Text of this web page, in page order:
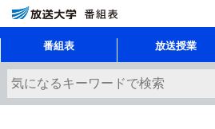
番組表 放送授業